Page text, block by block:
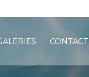
CONTACT